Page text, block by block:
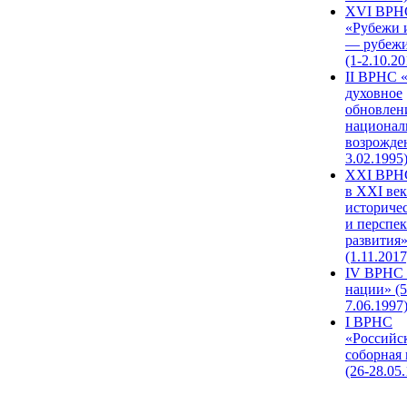
XVI
«Рубежи
—
(1-
II ВРНС
духовное
3.02.1995)
XХI
в XXI
и
развития»
IV ВРНС
нации»
7.06.1997)
I ВРНС
(26-